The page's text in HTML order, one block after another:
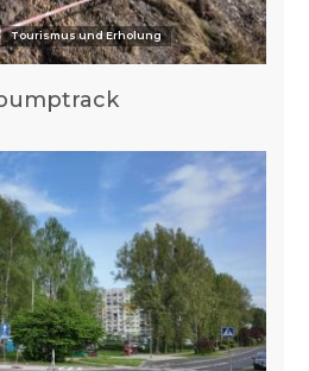
Tourismus und Erholung